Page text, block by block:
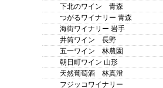
下北のワイン 青森
つがるワイナリー 青森
海街ワイナリー 岩手
井筒ワイン 長野
五一ワイン 林農園
朝日町ワイン 山形
天然葡萄酒 林真澄
フジッコワイナリー